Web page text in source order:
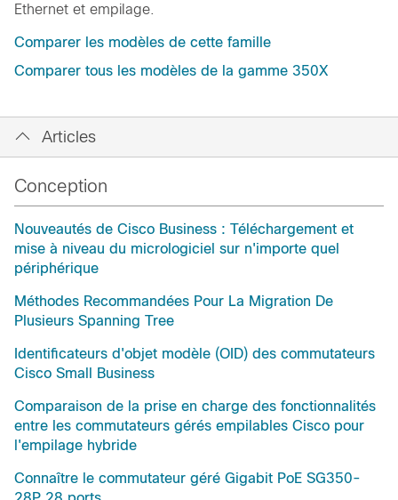
Ethernet et empilage.
Comparer les modèles de cette famille
Comparer tous les modèles de la gamme 350X
Articles
Conception
Nouveautés de Cisco Business : Téléchargement et
mise à niveau du micrologiciel sur n'importe quel
périphérique
Méthodes Recommandées Pour La Migration De
Plusieurs Spanning Tree
Identificateurs d'objet modèle (OID) des commutateurs
Cisco Small Business
Comparaison de la prise en charge des fonctionnalités
entre les commutateurs gérés empilables Cisco pour
l'empilage hybride
Connaître le commutateur géré Gigabit PoE SG350-